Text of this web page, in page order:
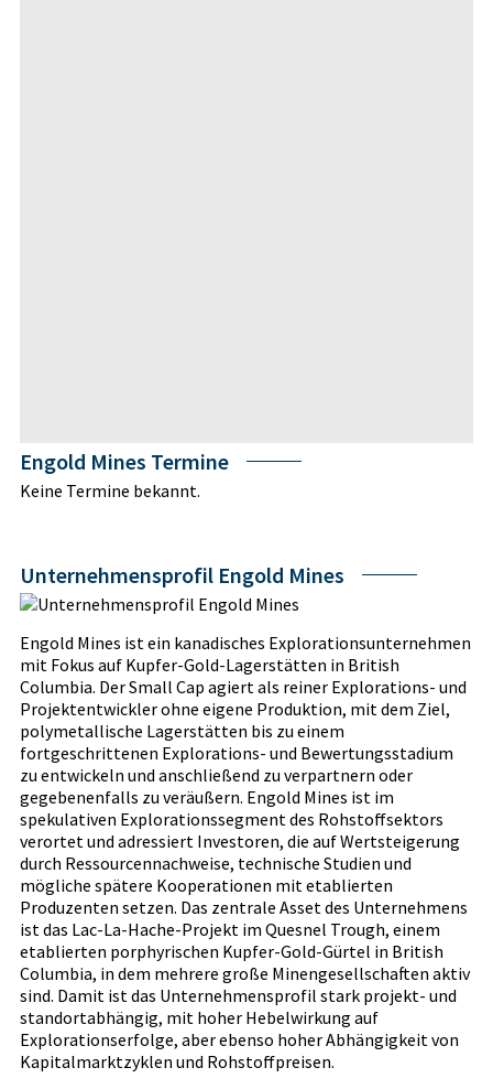
Engold Mines Termine
Keine Termine bekannt.
Unternehmensprofil Engold Mines
Engold Mines ist ein kanadisches Explorationsunternehmen
mit Fokus auf Kupfer-Gold-Lagerstätten in British
Columbia. Der Small Cap agiert als reiner Explorations- und
Projektentwickler ohne eigene Produktion, mit dem Ziel,
polymetallische Lagerstätten bis zu einem
fortgeschrittenen Explorations- und Bewertungsstadium
zu entwickeln und anschließend zu verpartnern oder
gegebenenfalls zu veräußern. Engold Mines ist im
spekulativen Explorationssegment des Rohstoffsektors
verortet und adressiert Investoren, die auf Wertsteigerung
durch Ressourcennachweise, technische Studien und
mögliche spätere Kooperationen mit etablierten
Produzenten setzen. Das zentrale Asset des Unternehmens
ist das Lac-La-Hache-Projekt im Quesnel Trough, einem
etablierten porphyrischen Kupfer-Gold-Gürtel in British
Columbia, in dem mehrere große Minengesellschaften aktiv
sind. Damit ist das Unternehmensprofil stark projekt- und
standortabhängig, mit hoher Hebelwirkung auf
Explorationserfolge, aber ebenso hoher Abhängigkeit von
Kapitalmarktzyklen und Rohstoffpreisen.